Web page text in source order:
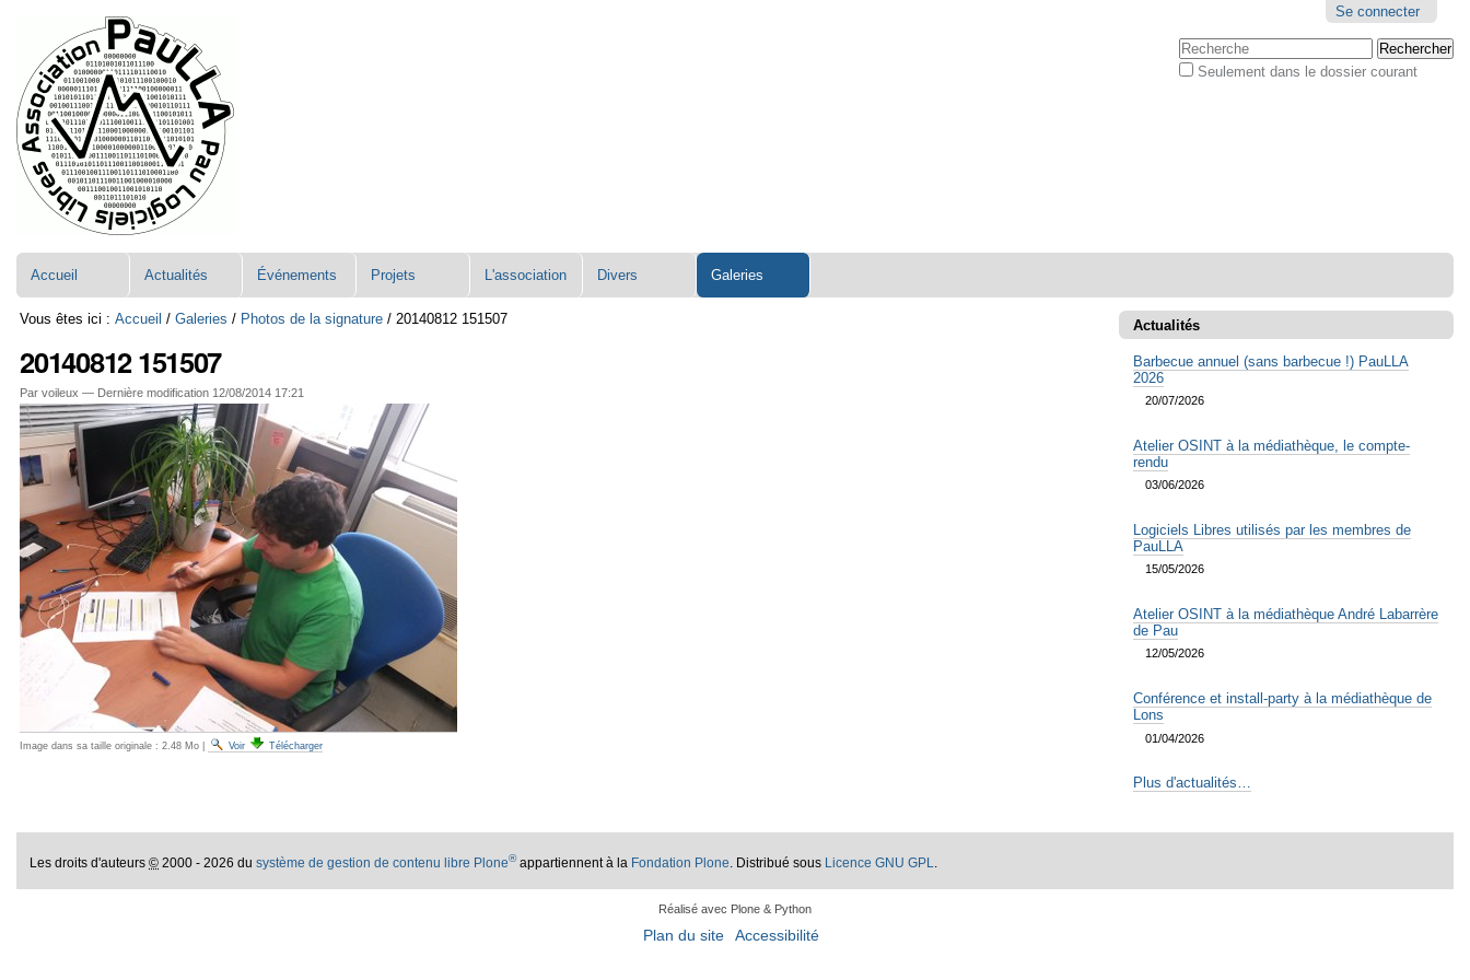
contenu.
Aller
à
la
navigation
personnels
Se connecter
Chercher par
Seulement dans le dossier courant
Accueil Actualités Événements Projets L'association Divers Galeries
Vous êtes ici : Accueil /Galeries / Photos de la signature /20140812 151507
20140812 151507
Par voileux — Dernière modification 12/08/2014 17:21
Image dans sa taille originale : 2.48 Mo Voir Télécharger
Actualités
Barbecue annuel (sans barbecue !) PauLLA
2026
20/07/2026
Atelier OSINT à la médiathèque, le compte-
rendu
03/06/2026
Logiciels Libres utilisés par les membres de
PauLLA
15/05/2026
Atelier OSINT à la médiathèque André Labarrère
de Pau
12/05/2026
Conférence et install-party à la médiathèque de
Lons
01/04/2026
Plus d'actualités…
Les droits d'auteurs© 2000 - 2026 dusystème de gestion de contenu libre Plone®appartiennent à la Fondation Plone . Distribué sous Licence GNU GPL
Réalisé avec Plone & Python
Plan du site Accessibilité